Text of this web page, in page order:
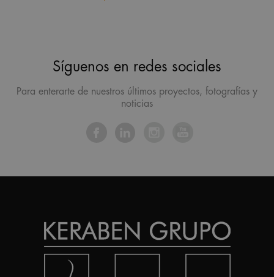
Síguenos en redes sociales
Para enterarte de nuestros últimos proyectos, fotografías y
noticias